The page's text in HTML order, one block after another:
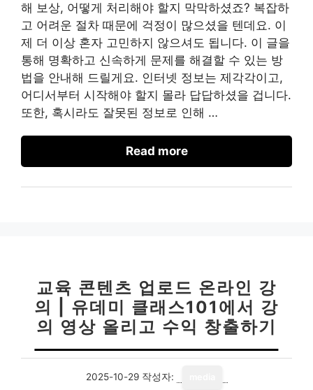
해 보상, 어떻게 처리해야 할지 막막하셨죠? 복잡하
고 어려운 절차 때문에 걱정이 많으셨을 텐데요. 이
제 더 이상 혼자 고민하지 않으셔도 됩니다. 이 글을
통해 명확하고 신속하게 문제를 해결할 수 있는 방
법을 안내해 드릴게요. 인터넷 정보는 제각각이고,
어디서부터 시작해야 할지 몰라 답답하셨을 겁니다.
또한, 혹시라도 잘못된 정보로 인해 …
Read more
교육 콘텐츠 업로드 온라인 강
의 | 유데미 클래스101에서 강
의 영상 올리고 수익 창출하기
2025-10-29 작성자: